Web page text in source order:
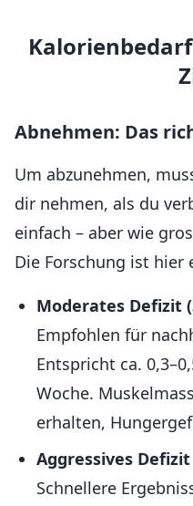
Abnehmen: Das
Um abzunehmen,
dir nehmen, als du
einfach – aber wie
Die Forschung ist hier
Moderates Defizit
Empfohlen für
Entspricht ca.
Woche.
erhalten,
Aggressives Defizit
Schnellere